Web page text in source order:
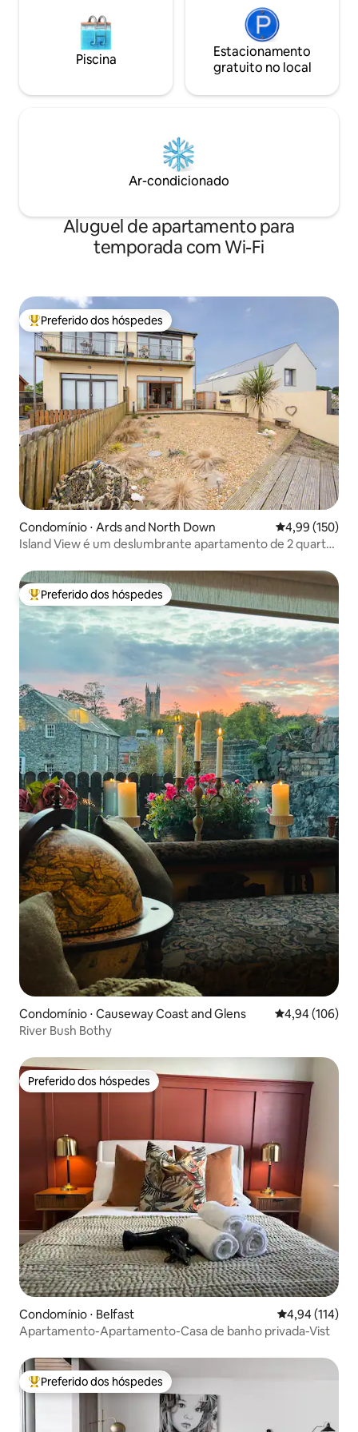
Piscina
Estacionamento
gratuito no local
Ar-condicionado
Aluguel de apartamento para
temporada com Wi-Fi
Entre os melhores preferidos dos hóspedes
Preferido dos hóspedes
Condomínio ⋅ Ards and North Down 4,99 de uma
4,99 (150)
Island View é um deslumbrante apartamento de 2 quartos
Entre os melhores preferidos dos hóspedes
Preferido dos hóspedes
Condomínio ⋅ Causeway Coast and Glens 4,94 de uma
4,94 (106)
River Bush Bothy
Preferido dos hóspedes
Preferido dos hóspedes
Condomínio ⋅ Belfast 4,94 de uma
4,94 (114)
Apartamento-Apartamento-Casa de banho privada-Vist
Entre os melhores preferidos dos hóspedes
Preferido dos hóspedes